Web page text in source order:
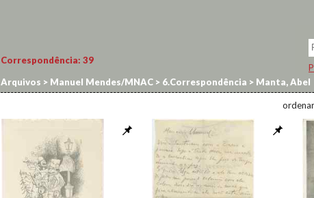
Correspondência: 39
Arquivos > Manuel Mendes/MNAC > 6.Correspondência > Manta, Abel